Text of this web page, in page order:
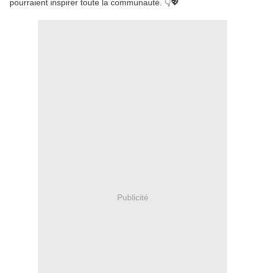
pourraient inspirer toute la communauté. 👇💖
Publicité